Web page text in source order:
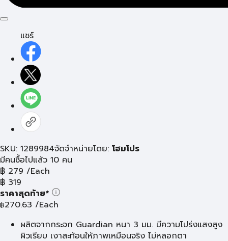
แชร์
SKU: 1289984จัดจำหน่ายโดย: โฮมโปร
มีคนซื้อไปแล้ว 10 คน
฿ 279 /Each
฿ 319
ราคาสุดท้าย*
฿270.63 /Each
ผลิตจากกระจก Guardian หนา 3 มม. มีความโปร่งแสงสูง
ผิวเรียบ เงาสะท้อนให้ภาพเหมือนจริง ไม่หลอกตา